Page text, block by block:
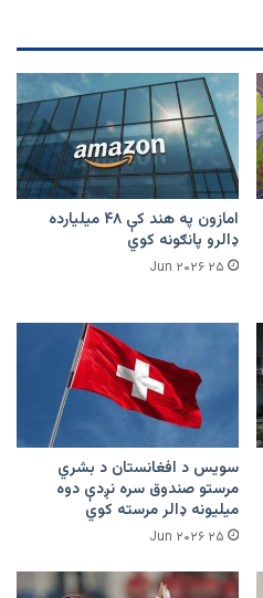
امازون په هند کې ۴۸ میلیارده
ډالرو پانګونه کوي
۲۵ Jun ۲۰۲۶
سویس د افغانستان د بشري
مرستو صندوق سره نږدې دوه
میلیونه ډالر مرسته کوي
۲۵ Jun ۲۰۲۶